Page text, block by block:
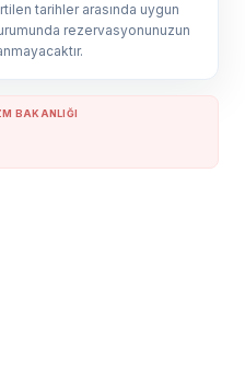
tarihler arasında uygun
rezervasyonunuzun
BAKANLIĞI